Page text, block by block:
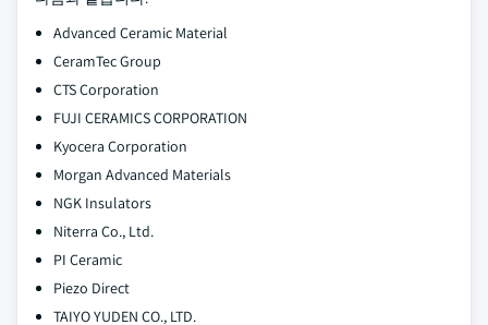
Advanced Ceramic Material
CeramTec Group
CTS Corporation
FUJI CERAMICS CORPORATION
Kyocera Corporation
Morgan Advanced Materials
NGK Insulators
Niterra Co., Ltd.
PI Ceramic
Piezo Direct
TAIYO YUDEN CO., LTD.